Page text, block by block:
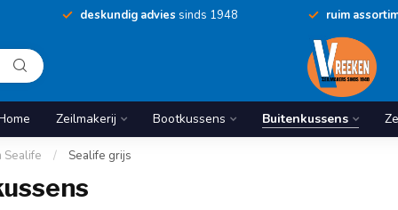
deskundig advies sinds 1948 ruim
Zeilmakerij Bootkussens Buitenkussens
Sealife / Sealife grijs